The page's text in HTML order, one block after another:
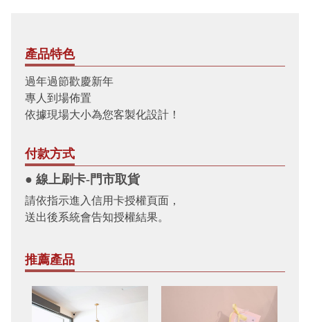
產品特色
過年過節歡慶新年
專人到場佈置
依據現場大小為您客製化設計！
付款方式
● 線上刷卡-門市取貨
請依指示進入信用卡授權頁面，
送出後系統會告知授權結果。
推薦產品